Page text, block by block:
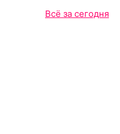
Всё за сегодня